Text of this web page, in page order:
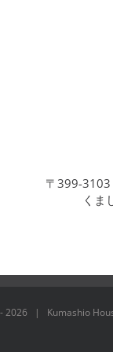
〒399-3103
くま
2026 | Kumashio